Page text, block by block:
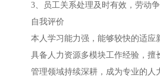
3、员工关系处理及时有效，劳动
自我评价
本人学习能力强，能够较快的适
具备人力资源多模块工作经验，
管理领域持续深耕，成为专业的人